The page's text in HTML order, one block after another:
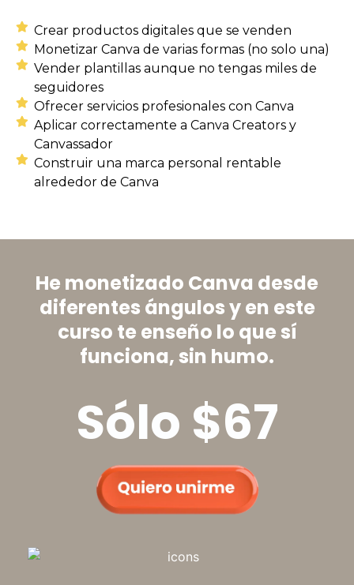
Crear productos digitales que se venden
Monetizar Canva de varias formas (no solo una)
Vender plantillas aunque no tengas miles de
seguidores
Ofrecer servicios profesionales con Canva
Aplicar correctamente a Canva Creators y
Canvassador
Construir una marca personal rentable
alrededor de Canva
He monetizado Canva desde
diferentes ángulos y en este
curso te enseño lo que sí
funciona, sin humo.
Sólo $67